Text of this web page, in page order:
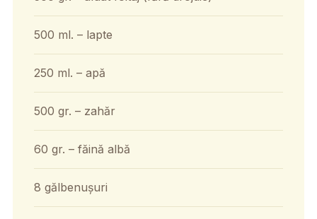
500 ml. – lapte
250 ml. – apă
500 gr. – zahăr
60 gr. – făină albă
8 gălbenușuri